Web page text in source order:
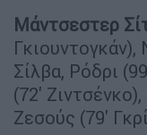
Μάντσεστερ
Σίλβα, Ρόδρι
(72'
Ζεσούς (79'